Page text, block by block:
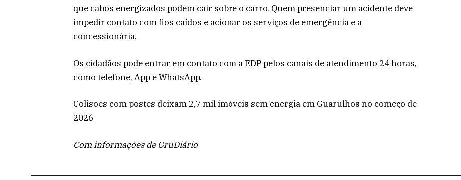
que cabos energizados podem cair sobre o carro. Quem presenciar um acidente deve
impedir contato com fios caídos e acionar os serviços de emergência e a
concessionária.
Os cidadãos pode entrar em contato com a EDP pelos canais de atendimento 24 horas,
como telefone, App e WhatsApp.
Colisões com postes deixam 2,7 mil imóveis sem energia em Guarulhos no começo de
2026
Com informações de GruDiário